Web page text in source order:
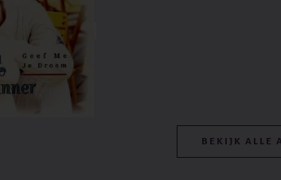
BEKIJK ALLE